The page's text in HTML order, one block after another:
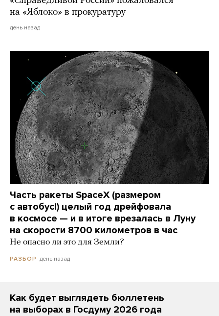
на «Яблоко» в прокуратуру
день назад
Часть ракеты SpaceX (размером
с автобус!) целый год дрейфовала
в космосе — и в итоге врезалась в Луну
на скорости 8700 километров в час
Не опасно ли это для Земли?
РАЗБОР день назад
Как будет выглядеть бюллетень
на выборах в Госдуму 2026 года